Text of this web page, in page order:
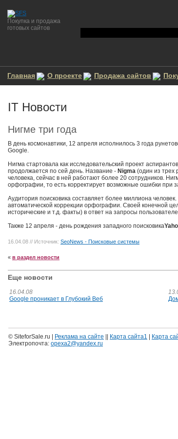
Покупка и продажа
готовых сайтов
Главная О проекте Продажа сайтов
IT Новости
Нигме три года
В день космонавтики, 12 апреля исполнилось 3 года
Google.
Нигма стартовала как исследовательский проект
продолжается по сей день. Название - Nigma (один из трех
человека, сейчас в ней работают более 20 сотрудников.
орфографии, то есть корректирует возможные ошибки при
Аудитория поисковика составляет более миллиона
автоматической коррекции орфографии. Своей конечной
исторические и т.д. факты) в ответ на запросы
Также 12 апреля - день рождения западного поисковика
16.04.08 // Источник: SeoNews - Поисковые системы
« в раздел новости
Еще новости
16.04.08
Google проникает в Глубокий Веб
© SiteforSale.ru | Реклама на сайте Карта сайта1
Карта
Электропочта: opexa2@yandex.ru